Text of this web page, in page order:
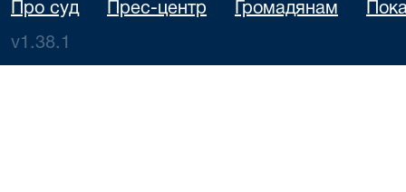
Про суд Прес-центр Громадянам
v1.38.1